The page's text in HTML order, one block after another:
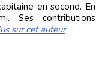
en second. En
Ses contributions
sur cet auteur